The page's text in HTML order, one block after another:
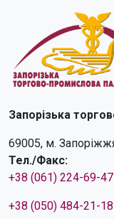
Запорізька
69005, м.
Тел./Факс:
+38 (061) 224-69-47
+38 (050) 484-21-18